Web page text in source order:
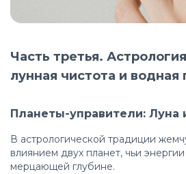
Часть третья.
лунная чистота и водная
Планеты-управители: Луна
В астрологической традиции
влиянием двух планет, чьи
мерцающей глубине.